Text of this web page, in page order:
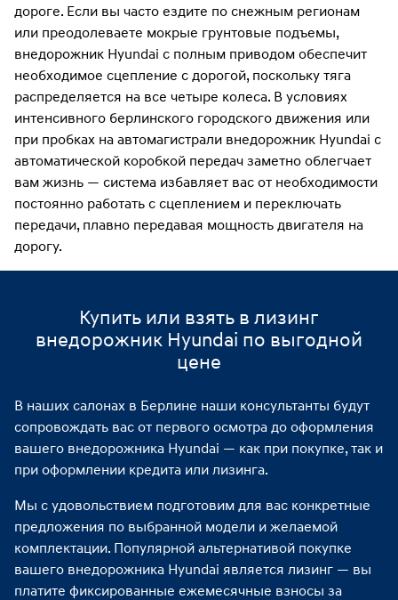
дороге. Если вы часто ездите по снежным регионам
или преодолеваете мокрые грунтовые подъемы,
внедорожник Hyundai с полным приводом обеспечит
необходимое сцепление с дорогой, поскольку тяга
распределяется на все четыре колеса. В условиях
интенсивного берлинского городского движения или
при пробках на автомагистрали внедорожник Hyundai с
автоматической коробкой передач заметно облегчает
вам жизнь — система избавляет вас от необходимости
постоянно работать с сцеплением и переключать
передачи, плавно передавая мощность двигателя на
дорогу.
Купить или взять в лизинг
внедорожник Hyundai по выгодной
цене
В наших салонах в Берлине наши консультанты будут
сопровождать вас от первого осмотра до оформления
вашего внедорожника Hyundai — как при покупке, так и
при оформлении кредита или лизинга.
Мы с удовольствием подготовим для вас конкретные
предложения по выбранной модели и желаемой
комплектации. Популярной альтернативой покупке
вашего внедорожника Hyundai является лизинг — вы
платите фиксированные ежемесячные взносы за